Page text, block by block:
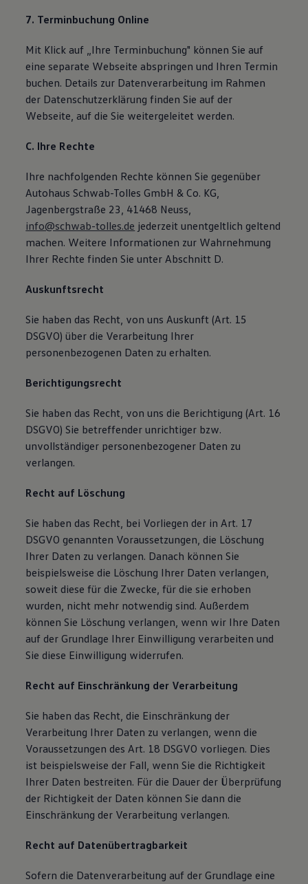
7. Terminbuchung Online
Mit Klick auf „Ihre Terminbuchung" können Sie auf
eine separate Webseite abspringen und Ihren Termin
buchen. Details zur Datenverarbeitung im Rahmen
der Datenschutzerklärung finden Sie auf der
Webseite, auf die Sie weitergeleitet werden.
C. Ihre Rechte
Ihre nachfolgenden Rechte können Sie gegenüber
Autohaus Schwab-Tolles GmbH & Co. KG,
Jagenbergstraße 23, 41468 Neuss,
info@schwab-tolles.de jederzeit unentgeltlich geltend
machen. Weitere Informationen zur Wahrnehmung
Ihrer Rechte finden Sie unter Abschnitt D.
Auskunftsrecht
Sie haben das Recht, von uns Auskunft (Art. 15
DSGVO) über die Verarbeitung Ihrer
personenbezogenen Daten zu erhalten.
Berichtigungsrecht
Sie haben das Recht, von uns die Berichtigung (Art. 16
DSGVO) Sie betreffender unrichtiger bzw.
unvollständiger personenbezogener Daten zu
verlangen.
Recht auf Löschung
Sie haben das Recht, bei Vorliegen der in Art. 17
DSGVO genannten Voraussetzungen, die Löschung
Ihrer Daten zu verlangen. Danach können Sie
beispielsweise die Löschung Ihrer Daten verlangen,
soweit diese für die Zwecke, für die sie erhoben
wurden, nicht mehr notwendig sind. Außerdem
können Sie Löschung verlangen, wenn wir Ihre Daten
auf der Grundlage Ihrer Einwilligung verarbeiten und
Sie diese Einwilligung widerrufen.
Recht auf Einschränkung der Verarbeitung
Sie haben das Recht, die Einschränkung der
Verarbeitung Ihrer Daten zu verlangen, wenn die
Voraussetzungen des Art. 18 DSGVO vorliegen. Dies
ist beispielsweise der Fall, wenn Sie die Richtigkeit
Ihrer Daten bestreiten. Für die Dauer der Überprüfung
der Richtigkeit der Daten können Sie dann die
Einschränkung der Verarbeitung verlangen.
Recht auf Datenübertragbarkeit
Sofern die Datenverarbeitung auf der Grundlage eine